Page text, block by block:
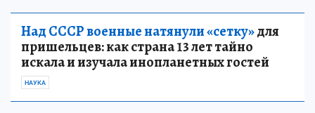
Над СССР военные натянули «сетку»для
пришельцев: как страна 13 лет тайно
искала и изучала инопланетных гостей
НАУКА